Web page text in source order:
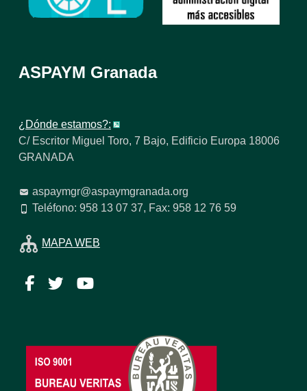
ASPAYM Granada
¿Dónde estamos?:
C/ Escritor Miguel Toro, 7 Bajo, Edificio Europa 18006
GRANADA
aspaymgr@aspaymgranada.org
Teléfono: 958 13 07 37, Fax: 958 12 76 59
MAPA WEB
Facebook
TwitterYouTube